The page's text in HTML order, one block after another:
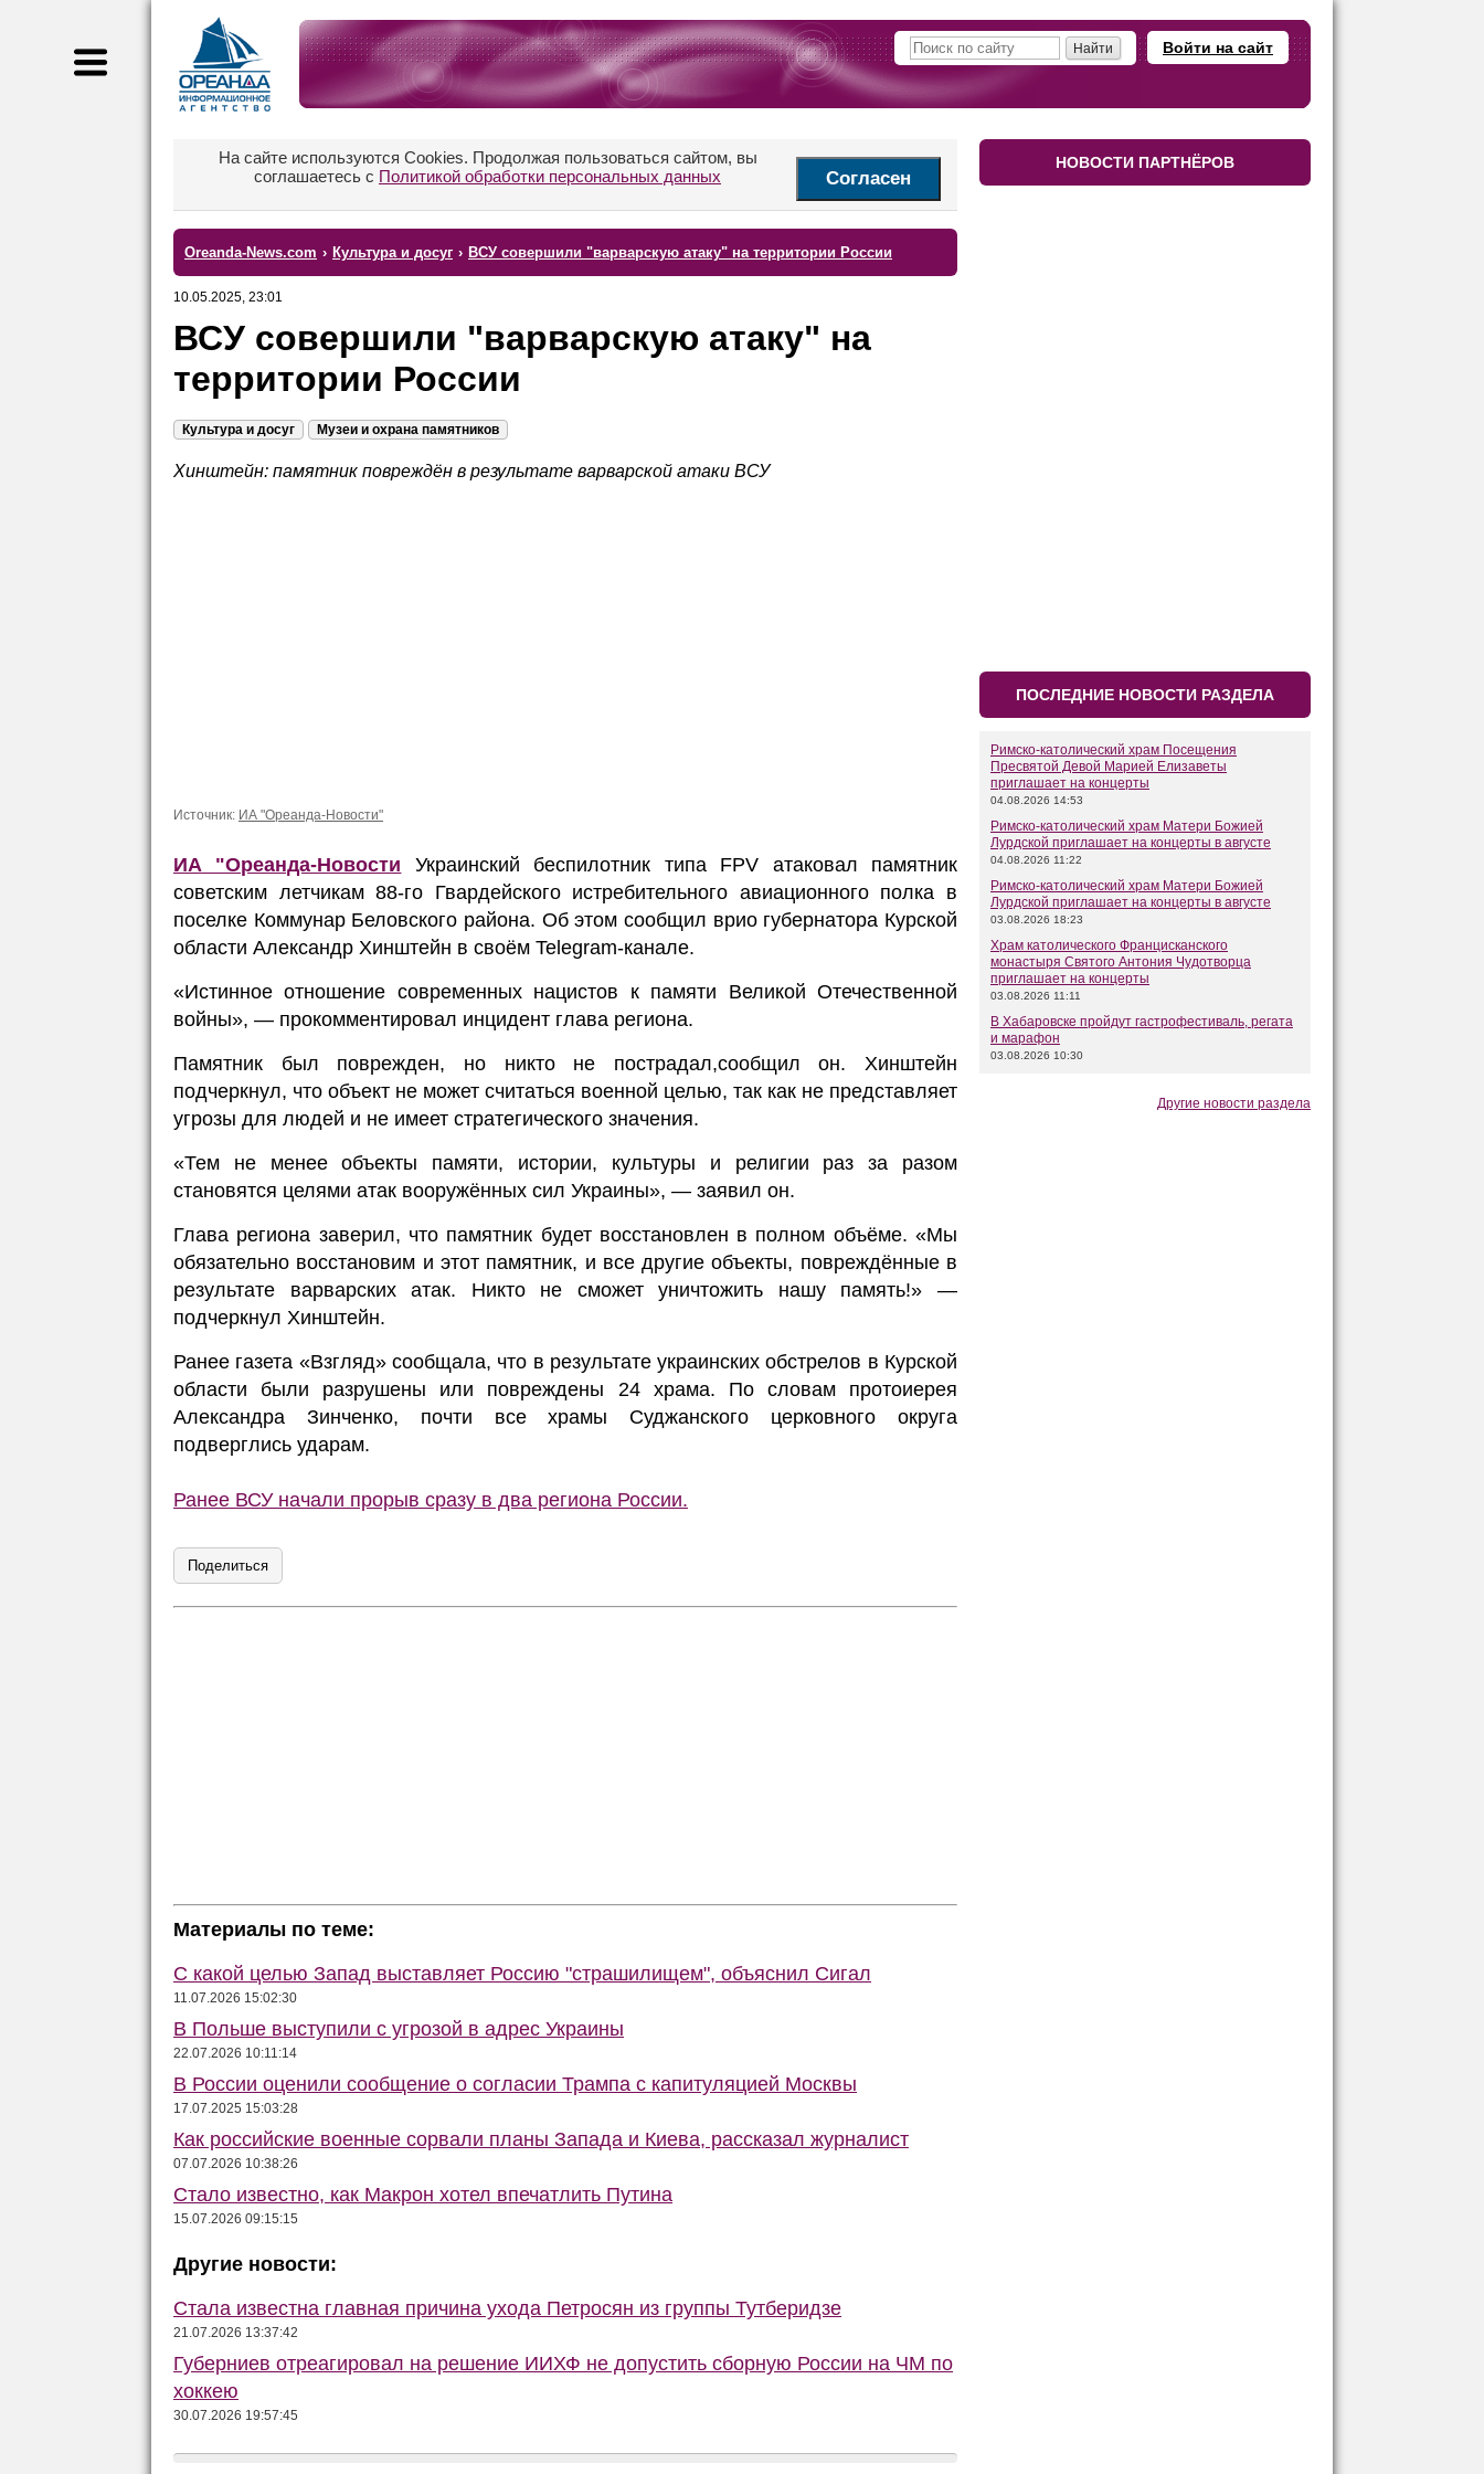
Войти на сайт
На сайте используются Cookies. Продолжая пользоваться сайтом, вы
соглашаетесь с Политикой обработки персональных данных Согласен
Oreanda-News.com › Культура и досуг › ВСУ совершили "варварскую атаку" на территории России
10.05.2025, 23:01
ВСУ совершили "варварскую атаку" на
территории России
Культура и досуг Музеи и охрана памятников
Хинштейн: памятник повреждён в результате варварской атаки ВСУ
Источник: ИА "Ореанда-Новости"
ИА "Ореанда-Новости
Украинский беспилотник типа FPV атаковал памятник
советским летчикам 88-го Гвардейского истребительного авиационного полка в
поселке Коммунар Беловского района. Об этом сообщил врио губернатора Курской
области Александр Хинштейн в своём Telegram-канале.
«Истинное отношение современных нацистов к памяти Великой Отечественной
войны», — прокомментировал инцидент глава региона.
Памятник был поврежден, но никто не пострадал,сообщил он. Хинштейн
подчеркнул, что объект не может считаться военной целью, так как не представляет
угрозы для людей и не имеет стратегического значения.
«Тем не менее объекты памяти, истории, культуры и религии раз за разом
становятся целями атак вооружённых сил Украины», — заявил он.
Глава региона заверил, что памятник будет восстановлен в полном объёме. «Мы
обязательно восстановим и этот памятник, и все другие объекты, повреждённые в
результате варварских атак. Никто не сможет уничтожить нашу память!» —
подчеркнул Хинштейн.
Ранее газета «Взгляд» сообщала, что в результате украинских обстрелов в Курской
области были разрушены или повреждены 24 храма. По словам протоиерея
Александра Зинченко, почти все храмы Суджанского церковного округа
подверглись ударам.
Ранее ВСУ начали прорыв сразу в два региона России.
Поделиться
Материалы по теме:
С какой целью Запад выставляет Россию "страшилищем", объяснил Сигал
11.07.2026 15:02:30
В Польше выступили с угрозой в адрес Украины
22.07.2026 10:11:14
В России оценили сообщение о согласии Трампа с капитуляцией Москвы
17.07.2025 15:03:28
Как российские военные сорвали планы Запада и Киева, рассказал журналист
07.07.2026 10:38:26
Стало известно, как Макрон хотел впечатлить Путина
15.07.2026 09:15:15
Другие новости:
Стала известна главная причина ухода Петросян из группы Тутберидзе
21.07.2026 13:37:42
Губерниев отреагировал на решение ИИХФ не допустить сборную России на ЧМ по
хоккею
30.07.2026 19:57:45
НОВОСТИ ПАРТНЁРОВ
ПОСЛЕДНИЕ НОВОСТИ РАЗДЕЛА
Римско-католический храм Посещения
Пресвятой Девой Марией Елизаветы
приглашает на концерты
04.08.2026 14:53
Римско-католический храм Матери Божией
Лурдской приглашает на концерты в августе
04.08.2026 11:22
Римско-католический храм Матери Божией
Лурдской приглашает на концерты в августе
03.08.2026 18:23
Храм католического Францисканского
монастыря Святого Антония Чудотворца
приглашает на концерты
03.08.2026 11:11
В Хабаровске пройдут гастрофестиваль, регата
и марафон
03.08.2026 10:30
Другие новости раздела